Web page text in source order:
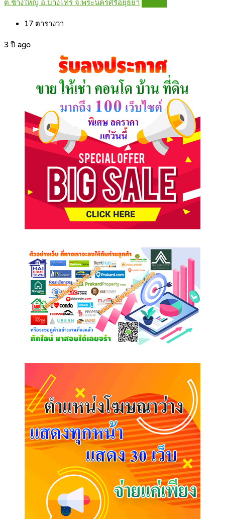
ต.ช้างใหญ่ อ.บางไทร จ.พระนครศรีอยุธยา
17 ตารางวา
3 ปี ago